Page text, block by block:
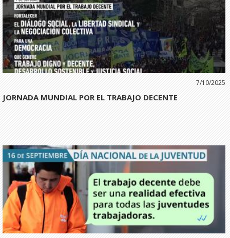
7/10/2025
JORNADA MUNDIAL POR EL TRABAJO DECENTE